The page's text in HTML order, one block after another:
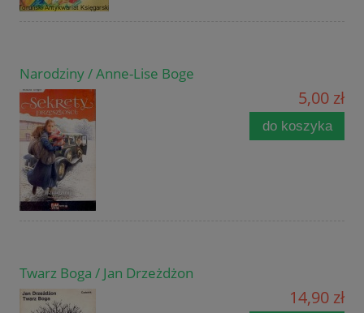
Narodziny / Anne-Lise Boge
5,00 zł
do koszyka
Twarz Boga / Jan Drzeżdżon
14,90 zł